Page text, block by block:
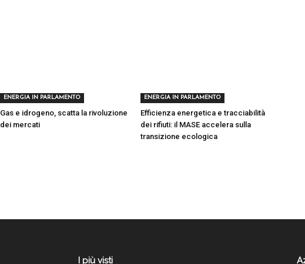
ENERGIA IN PARLAMENTO
Gas e idrogeno, scatta la rivoluzione
dei mercati
ENERGIA IN PARLAMENTO
Efficienza energetica e tracciabilità
dei rifiuti: il MASE accelera sulla
transizione ecologica
I più visti